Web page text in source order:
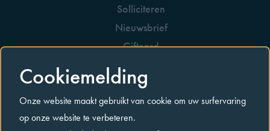
Solliciteren
Nieuwsbrief
Giftcard
Huisreglement
Allergenen
Contact
Cookiemelding
Onze website maakt gebruikt van cookie om uw surfervaring
op onze website te verbeteren.